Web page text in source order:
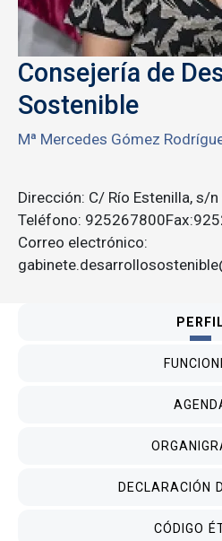
Consejería de
Sostenible
Mª Mercedes Gómez
Dirección: C/ Río Estenilla, s/
Teléfono:
Correo electrónico:
DECLARACIÓN
CÓDIGO